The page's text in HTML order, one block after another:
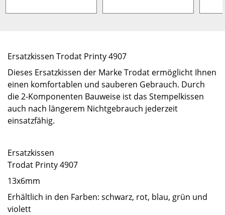
Ersatzkissen Trodat Printy 4907
Dieses Ersatzkissen der Marke Trodat ermöglicht Ihnen
einen komfortablen und sauberen Gebrauch. Durch
die 2-Komponenten Bauweise ist das Stempelkissen
auch nach längerem Nichtgebrauch jederzeit
einsatzfähig.
Ersatzkissen
Trodat Printy 4907
13x6mm
Erhältlich in den Farben: schwarz, rot, blau, grün und
violett